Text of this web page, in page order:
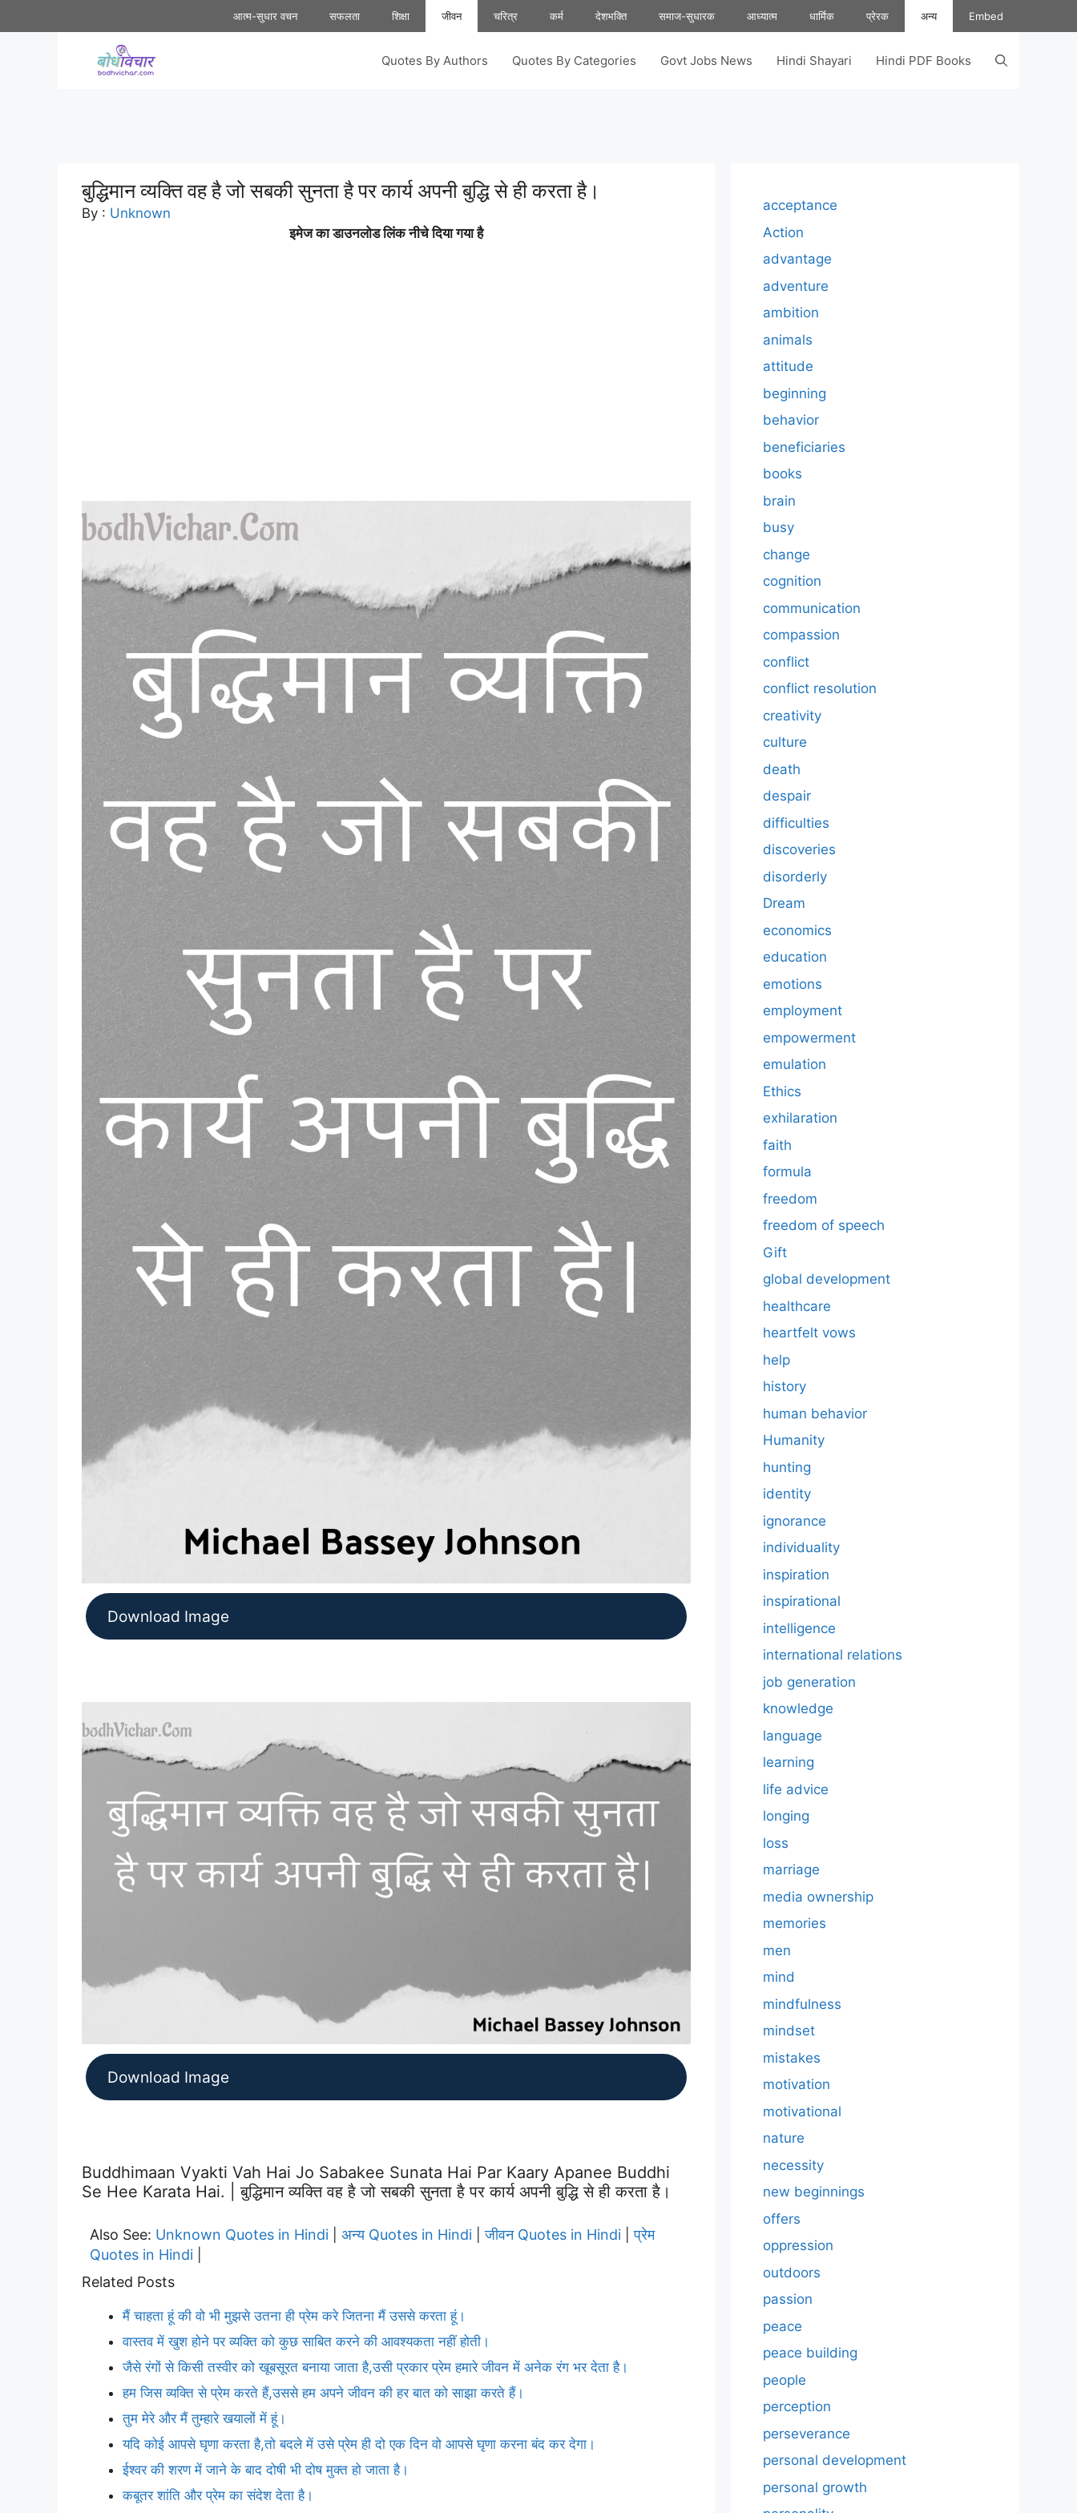
to
आत्म-सुधार वचन सफलता शिक्षा जीवन चरित्र कर्म देशभक्ति समाज-सुधारक आध्यात्म धार्मिक प्रेरक अन्य Embed
Quotes By Authors Quotes By Categories Govt Jobs News Hindi Shayari Hindi PDF Books
बुद्धिमान व्यक्ति वह है जो सबकी सुनता है पर कार्य अपनी बुद्धि से ही करता है।
By : Unknown
इमेज का डाउनलोड लिंक नीचे दिया गया है
Download Image
Download Image
Buddhimaan Vyakti Vah Hai Jo Sabakee Sunata Hai Par Kaary Apanee Buddhi
Se Hee Karata Hai. | बुद्धिमान व्यक्ति वह है जो सबकी सुनता है पर कार्य अपनी बुद्धि से ही करता है।
Also See: Unknown Quotes in Hindi अन्य Quotes in Hindi |जीवन Quotes in Hindi |प्रेम
Quotes in Hindi
Related Posts
मैं चाहता हूं की वो भी मुझसे उतना ही प्रेम करे जितना मैं उससे करता हूं।
वास्तव में खुश होने पर व्यक्ति को कुछ साबित करने की आवश्यकता नहीं होती।
जैसे रंगों से किसी तस्वीर को खूबसूरत बनाया जाता है,उसी प्रकार प्रेम हमारे जीवन में अनेक रंग भर देता है।
हम जिस व्यक्ति से प्रेम करते हैं,उससे हम अपने जीवन की हर बात को साझा करते हैं।
तुम मेरे और मैं तुम्हारे खयालों में हूं।
यदि कोई आपसे घृणा करता है,तो बदले में उसे प्रेम ही दो एक दिन वो आपसे घृणा करना बंद कर देगा।
ईश्वर की शरण में जाने के बाद दोषी भी दोष मुक्त हो जाता है।
कबूतर शांति और प्रेम का संदेश देता है।
acceptance
Action
advantage
adventure
ambition
animals
attitude
beginning
behavior
beneficiaries
books
brain
busy
change
cognition
communication
compassion
conflict
conflict resolution
creativity
culture
death
despair
difficulties
discoveries
disorderly
Dream
economics
education
emotions
employment
empowerment
emulation
Ethics
exhilaration
faith
formula
freedom
freedom of speech
Gift
global development
healthcare
heartfelt vows
help
history
human behavior
Humanity
hunting
identity
ignorance
individuality
inspiration
inspirational
intelligence
international relations
job generation
knowledge
language
learning
life advice
longing
loss
marriage
media ownership
memories
men
mind
mindfulness
mindset
mistakes
motivation
motivational
nature
necessity
new beginnings
offers
oppression
outdoors
passion
peace
peace building
people
perception
perseverance
personal development
personal growth